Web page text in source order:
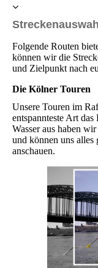
Streckenauswahl
Folgende Routen
können wir die
und Zielpunkt nach
Die Kölner Touren
Unsere Touren im
entspannteste Art
Wasser aus haben
und können uns alles
anschauen.